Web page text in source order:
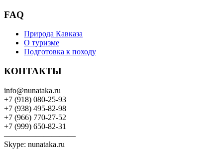
FAQ
Природа Кавказа
О туризме
Подготовка к походу
КОНТАКТЫ
info@nunataka.ru
+7 (918) 080-25-93
+7 (938) 495-82-98
+7 (966) 770-27-52
+7 (999) 650-82-31
—————————
Skype: nunataka.ru